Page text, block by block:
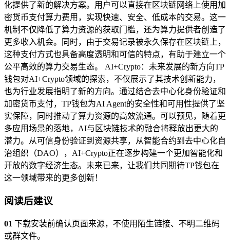
化提供了新的解决方案。用户可以直接在区块链网络上使用加
密货币支付算力费用，实现快速、安全、低成本的交易。这一
机制不仅降低了算力资源的获取门槛，还为算力提供者创造了
更多收入机会。同时，由于交易记录被永久保存在区块链上，
这种支付方式也具备高度透明和可信的特点，有助于建立一个
公平高效的算力交易生态。 AI+Crypto：未来发展的新方向TP
钱包对AI+Crypto领域的探索，不仅展示了其技术创新能力，
也为行业发展指明了新的方向。通过结合去中心化身份验证和
加密货币支付，TP钱包为AI Agent的安全性和可用性提供了坚
实保障，同时推动了算力资源的高效流通。可以预见，随着更
多应用场景的落地，AI与区块链技术的融合将释放出更大的
潜力。从可信身份验证到资源共享，从智能合约到去中心化自
治组织（DAO），AI+Crypto正在逐步构建一个更加智能化和
开放的数字经济生态。未来已来，让我们共同期待TP钱包在
这一领域带来的更多创新！
阅读后建议
01 下载安装前确认页面来源，不使用陌生链接、不明二维码
或群文件。